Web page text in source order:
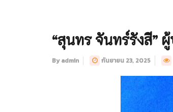
“สุนทร จันทร์รังสี”
By admin กันยายน 23, 2025